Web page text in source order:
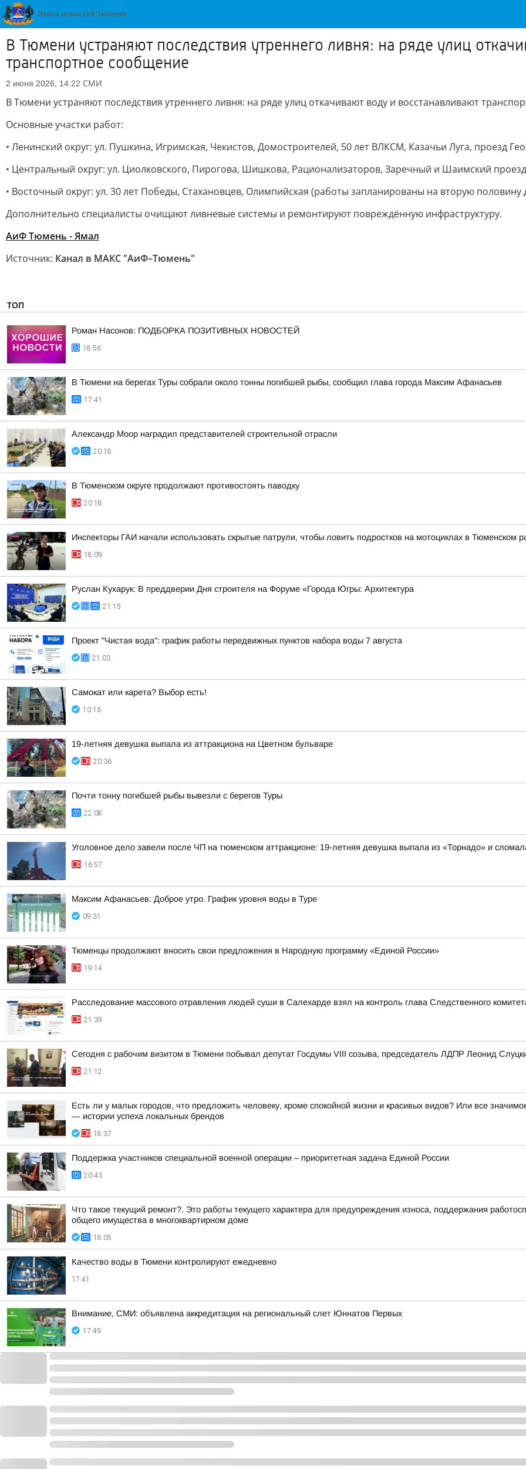
В Тюмени устраняют последствия утреннего ливня: на ряде улиц
транспортное сообщение
2 июня 2026, 14:22 СМИ
В Тюмени устраняют последствия утреннего ливня: на ряде улиц откачивают воду и восстанавливают
Основные участки работ:
• Ленинский округ: ул. Пушкина, Игримская, Чекистов, Домостроителей, 50 лет ВЛКСМ, Казачьи Луга, проезд
• Центральный округ: ул. Циолковского, Пирогова, Шишкова, Рационализаторов, Заречный и Шаимский
• Восточный округ: ул. 30 лет Победы, Стахановцев, Олимпийская (работы запланированы на вторую половину
Дополнительно специалисты очищают ливневые системы и ремонтируют повреждённую инфраструктуру.
АиФ Тюмень - Ямал
Источник: Канал в МАКС "АиФ–Тюмень"
ТОП
Роман Насонов: ПОДБОРКА ПОЗИТИВНЫХ НОВОСТЕЙ
18:56
В Тюмени на берегах Туры собрали около тонны погибшей рыбы, сообщил глава города Максим Афанасьев
17:41
Александр Моор наградил представителей строительной отрасли
20:18
В Тюменском округе продолжают противостоять паводку
20:18
Инспекторы ГАИ начали использовать скрытые патрули, чтобы ловить подростков на мотоциклах в Тюменском
18:09
Руслан Кухарук: В преддверии Дня строителя на Форуме «Города Югры: Архитектура
21:15
Проект "Чистая вода": график работы передвижных пунктов набора воды 7 августа
21:03
Самокат или карета? Выбор есть!
10:16
19-летняя девушка выпала из аттракциона на Цветном бульваре
20:36
Почти тонну погибшей рыбы вывезли с берегов Туры
22:08
Уголовное дело завели после ЧП на тюменском аттракционе: 19-летняя девушка выпала из «Торнадо» и
16:57
Максим Афанасьев: Доброе утро. График уровня воды в Туре
09:31
Тюменцы продолжают вносить свои предложения в Народную программу «Единой России»
19:14
Расследование массового отравления людей суши в Салехарде взял на контроль глава Следственного
21:39
Сегодня с рабочим визитом в Тюмени побывал депутат Госдумы VIII созыва, председатель ЛДПР Леонид
21:12
Есть ли у малых городов, что предложить человеку, кроме спокойной жизни и красивых видов? Или все
— истории успеха локальных брендов
18:37
Поддержка участников специальной военной операции – приоритетная задача Единой России
20:43
Что такое текущий ремонт?. Это работы текущего характера для предупреждения износа, поддержания
общего имущества в многоквартирном доме
18:05
Качество воды в Тюмени контролируют ежедневно
17:41
Внимание, СМИ: объявлена аккредитация на региональный слет Юннатов Первых
17:49